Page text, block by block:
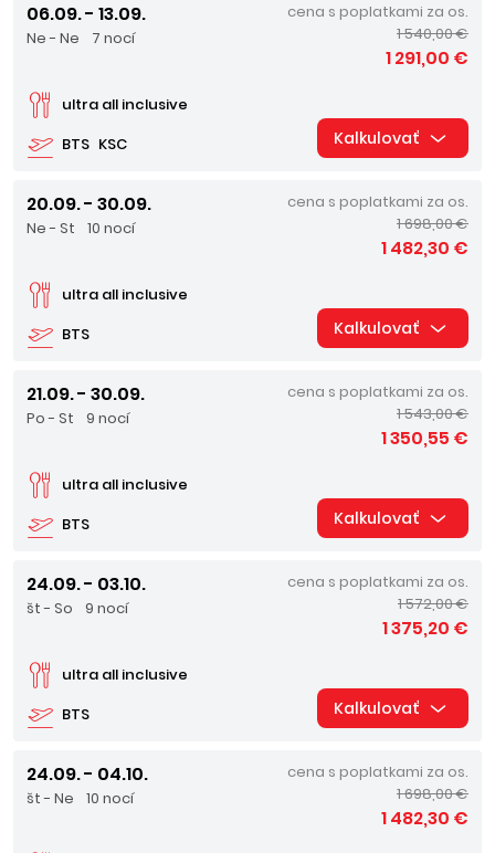
06.09. - 13.09.
Ne - Ne 7 nocí
BTS KSC
ultra all inclusive
cena s poplatkami za os.
1 540,00 €
1 291,00 €
Kalkulovať
20.09. - 30.09.
Ne - St 10 nocí
BTS
ultra all inclusive
cena s poplatkami za os.
1 698,00 €
1 482,30 €
Kalkulovať
21.09. - 30.09.
Po - St 9 nocí
BTS
ultra all inclusive
cena s poplatkami za os.
1 543,00 €
1 350,55 €
Kalkulovať
24.09. - 03.10.
št - So 9 nocí
BTS
ultra all inclusive
cena s poplatkami za os.
1 572,00 €
1 375,20 €
Kalkulovať
24.09. - 04.10.
št - Ne 10 nocí
cena s poplatkami za os.
1 698,00 €
1 482,30 €